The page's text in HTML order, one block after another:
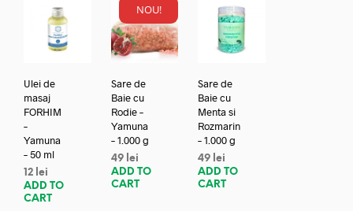
Ulei de
masaj
FORHIM
–
Yamuna
– 50 ml
12 lei
ADD TO
CART
NOU!
Sare de
Baie cu
Rodie –
Yamuna
– 1.000 g
49 lei
ADD TO
CART
Sare de
Baie cu
Menta si
Rozmarin
– 1.000 g
49 lei
ADD TO
CART